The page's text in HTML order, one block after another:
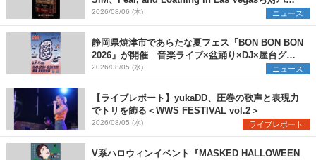
アーティストを一斉解禁
2026/08/06 (木) ニュース
静岡県焼津市であらたな夏フェス『BON BON BON
2026』が開催 音楽ライブ×盆踊り×DJ×屋台グル
メ×ランタンナイトで彩る2日間
2026/08/05 (水) ニュース
【ライブレポート】yukaDD、圧巻の歌声と表現力
でトリを飾る＜WWS FESTIVAL vol.2＞
2026/08/05 (水) ライブレポート
V系ハロウィンイベント『MASKED HALLOWEEN